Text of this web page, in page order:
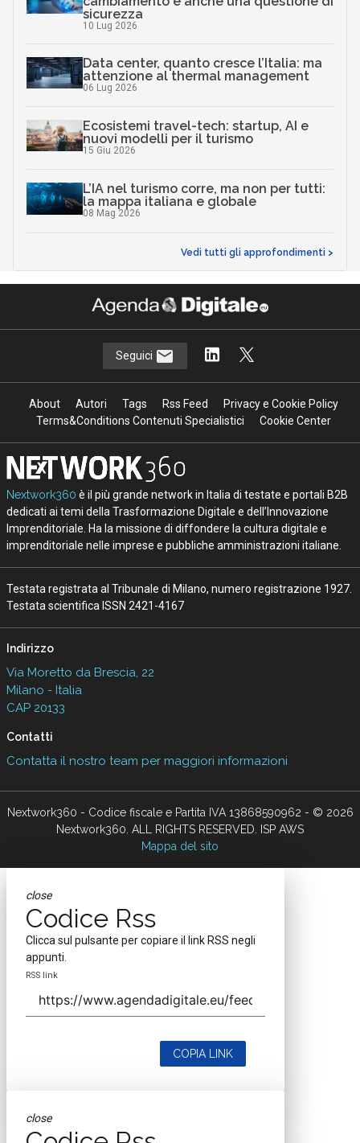
sicurezza
10 Lug 2026
Data center, quanto cresce l’Italia: ma
attenzione al thermal management
06 Lug 2026
Ecosistemi travel-tech: startup, AI e
nuovi modelli per il turismo
15 Giu 2026
L’IA nel turismo corre, ma non per tutti:
la mappa italiana e globale
08 Mag 2026
Vedi tutti gli approfondimenti >
Seguici
About Autori Tags Rss Feed
Privacy e Cookie Policy
Terms&Conditions Contenuti Specialistici
Cookie Center
Nextwork360 è il più grande network in Italia di testate e portali B2B
dedicati ai temi della Trasformazione Digitale e dell’Innovazione
Imprenditoriale. Ha la missione di diffondere la cultura digitale e
imprenditoriale nelle imprese e pubbliche amministrazioni italiane.
Testata registrata al Tribunale di Milano, numero registrazione 1927.
Testata scientifica ISSN 2421-4167
Indirizzo
Via Moretto da Brescia, 22
Milano - Italia
CAP 20133
Contatti
Contatta il nostro team per maggiori informazioni
Nextwork360 - Codice fiscale e Partita IVA 13868590962 - © 2026
Nextwork360. ALL RIGHTS RESERVED. ISP AWS
Mappa del sito
close
Codice Rss
Clicca sul pulsante per copiare il link RSS negli
appunti.
RSS link
COPIA LINK
close